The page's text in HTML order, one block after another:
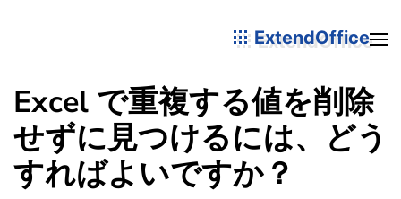
ExtendOffice
Excel で重複する値を削除
せずに見つけるには、どう
すればよいですか？